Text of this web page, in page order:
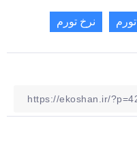
تورم نرخ تورم